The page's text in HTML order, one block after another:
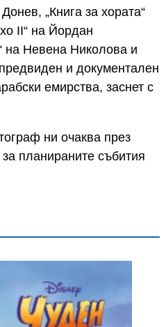
„Книга за хората“
II“ на Йордан
на Невена Николова и
и документален
емирства, заснет с
ни очаква през
планираните събития